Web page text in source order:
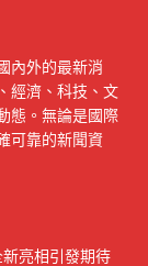
內外的最新消
經濟、科技、文
態。無論是國際
可靠的新聞資
亮相引發期待